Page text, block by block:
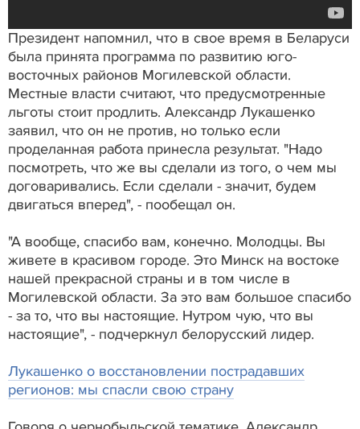
Президент напомнил, что в свое время в Беларуси
была принята программа по развитию юго-
восточных районов Могилевской области.
Местные власти считают, что предусмотренные
льготы стоит продлить. Александр Лукашенко
заявил, что он не против, но только если
проделанная работа принесла результат. "Надо
посмотреть, что же вы сделали из того, о чем мы
договаривались. Если сделали - значит, будем
двигаться вперед", - пообещал он.
"А вообще, спасибо вам, конечно. Молодцы. Вы
живете в красивом городе. Это Минск на востоке
нашей прекрасной страны и в том числе в
Могилевской области. За это вам большое спасибо
- за то, что вы настоящие. Нутром чую, что вы
настоящие", - подчеркнул белорусский лидер.
Лукашенко о восстановлении пострадавших
регионов: мы спасли свою страну